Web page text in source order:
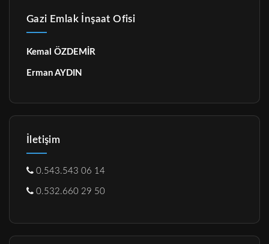
Gazi Emlak İnşaat Ofisi
Kemal ÖZDEMİR
Erman AYDIN
İletişim
0.543.543 06 14
0.532.660 29 50